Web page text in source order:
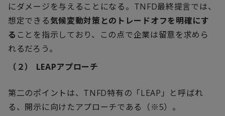
にダメージを与えることになる。 TNFD最終提言では、
想定できる気候変動対策とのトレードオフを明確にす
る ことを指示しており、この点で企業は留意を求めら
れるだろう。
（２）
LEAPアプローチ
第二のポイントは、 TNFD特有の「LEAP 」と呼ばれ
る、開示に向けたアプローチである（※5）。